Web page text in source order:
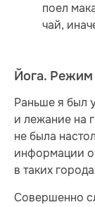
поел
чай,
Йога. Режим
Раньше я был
и лежание на
не была
информации
в таких
Совершенно